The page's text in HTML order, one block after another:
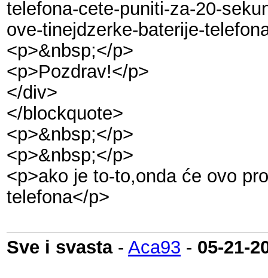
telefona-cete-puniti-za-20-
ove-tinejdzerke-baterije-
<p>&nbsp;</p>
<p>Pozdrav!</p>
</div>
</blockquote>
<p>&nbsp;</p>
<p>&nbsp;</p>
<p>ako je to-to,onda će ovo
telefona</p>
Sve i svasta- Aca93 - 05-21-